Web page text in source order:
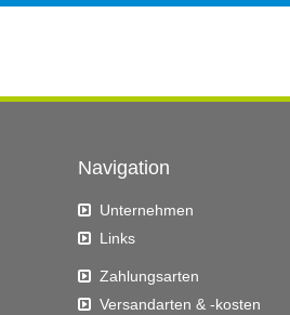
Navigation
Unternehmen
Links
Zahlungsarten
Versandarten & -kosten